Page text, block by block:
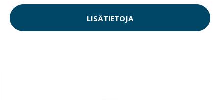
LISÄTIETOJA